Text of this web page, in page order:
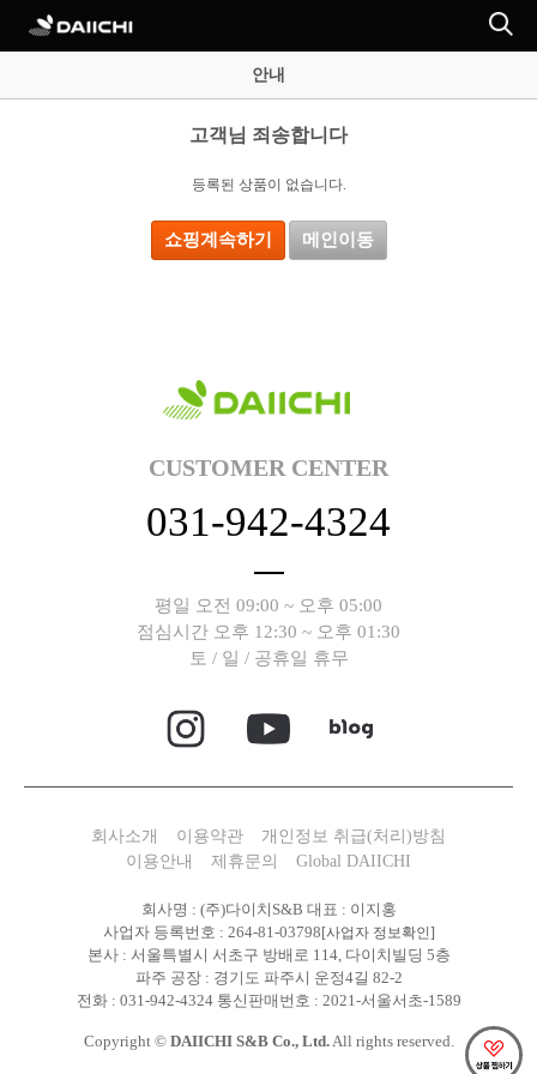
안내
고객님 죄송합니다
등록된 상품이 없습니다.
쇼핑계속하기 메인이동
CUSTOMER CENTER
031-942-4324
평일 오전 09:00 ~ 오후 05:00
점심시간 오후 12:30 ~ 오후 01:30
토 / 일 / 공휴일 휴무
회사소개 이용약관
개인정보 취급(처리)방침
이용안내
제휴문의 Global DAIICHI
회사명 : (주)다이치S&B 대표 : 이지홍
사업자 등록번호 : 264-81-03798[사업자 정보확인]
본사 : 서울특별시 서초구 방배로 114, 다이치빌딩 5층
파주 공장 : 경기도 파주시 운정4길 82-2
전화 : 031-942-4324 통신판매번호 : 2021-서울서초-1589
Copyright © DAIICHI S&B Co., Ltd.All rights reserved.